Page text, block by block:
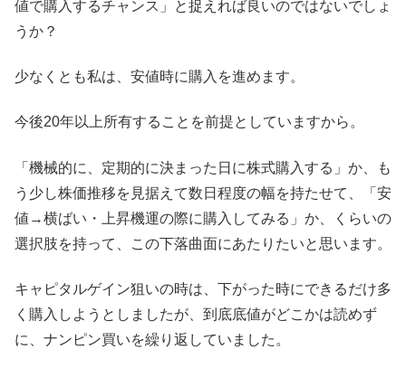
値で購入するチャンス」と捉えれば良いのではないでしょ
うか？
少なくとも私は、安値時に購入を進めます。
今後20年以上所有することを前提としていますから。
「機械的に、定期的に決まった日に株式購入する」か、も
う少し株価推移を見据えて数日程度の幅を持たせて、「安
値→横ばい・上昇機運の際に購入してみる」か、くらいの
選択肢を持って、この下落曲面にあたりたいと思います。
キャピタルゲイン狙いの時は、下がった時にできるだけ多
く購入しようとしましたが、到底底値がどこかは読めず
に、ナンピン買いを繰り返していました。